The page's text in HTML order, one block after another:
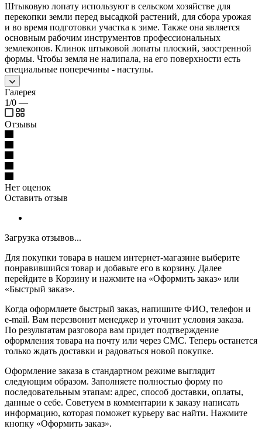
Штыковую лопату используют в сельском хозяйстве для
перекопки земли перед высадкой растений, для сбора урожая
и во время подготовки участка к зиме. Также она является
основным рабочим инструментов профессиональных
землекопов. Клинок штыковой лопаты плоский, заостренной
формы. Чтобы земля не налипала, на его поверхности есть
специальные поперечины - наступы.
Галерея
1/0 —
Отзывы
Нет оценок
Оставить отзыв
Загрузка отзывов...
Для покупки товара в нашем интернет-магазине выберите
понравившийся товар и добавьте его в корзину. Далее
перейдите в Корзину и нажмите на «Оформить заказ» или
«Быстрый заказ».
Когда оформляете быстрый заказ, напишите ФИО, телефон и
e-mail. Вам перезвонит менеджер и уточнит условия заказа.
По результатам разговора вам придет подтверждение
оформления товара на почту или через СМС. Теперь останется
только ждать доставки и радоваться новой покупке.
Оформление заказа в стандартном режиме выглядит
следующим образом. Заполняете полностью форму по
последовательным этапам: адрес, способ доставки, оплаты,
данные о себе. Советуем в комментарии к заказу написать
информацию, которая поможет курьеру вас найти. Нажмите
кнопку «Оформить заказ».